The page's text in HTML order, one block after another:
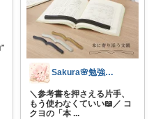
Sakura🌸勉強と暮らし愛用品
＼参考書を押さえる片手、
もう使わなくていい📖／ コ
クヨの「本 ...